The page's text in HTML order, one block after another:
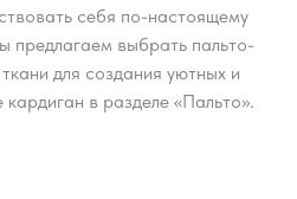
себя по-настоящему
предлагаем выбрать пальто-
для создания уютных и
в разделе «Пальто».